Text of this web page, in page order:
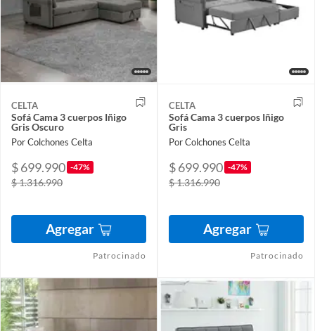
CELTA
Sofá Cama 3 cuerpos Iñigo
Gris Oscuro
Por Colchones Celta
$ 699.990 -47%
$ 1.316.990
Agregar
Patrocinado
CELTA
Sofá Cama 3 cuerpos Iñigo
Gris
Por Colchones Celta
$ 699.990 -47%
$ 1.316.990
Agregar
Patrocinado